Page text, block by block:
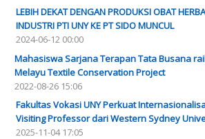
LEBIH DEKAT DENGAN PRODUKSI OBAT
INDUSTRI PTI UNY KE PT SIDO MUNCUL
2024-06-12 00:00
Mahasiswa Sarjana Terapan Tata Busana
Melayu Textile Conservation Project
2022-08-26 15:06
Fakultas Vokasi UNY Perkuat
Visiting Professor dari Western Sydney
2025-11-04 17:05